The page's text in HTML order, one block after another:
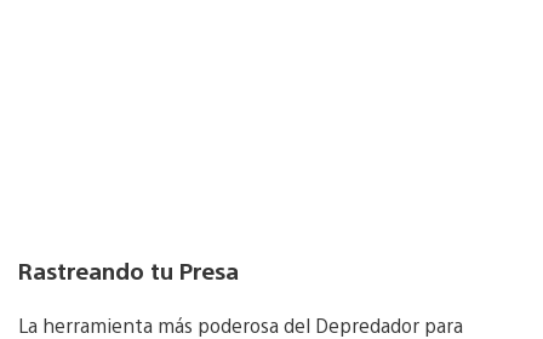
Rastreando tu Presa
La herramienta más poderosa del Depredador para